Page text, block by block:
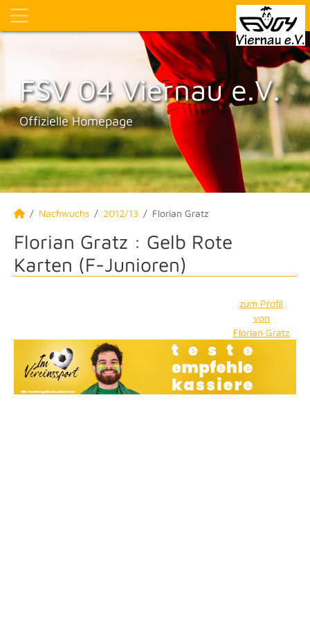
FSV 04 Viernau e.V.
Offizielle Homepage
Nachwuchs 2012/13 Florian Gratz
Florian Gratz : Gelb Rote
Karten (F-Junioren)
zum Profil
von
Florian Gratz